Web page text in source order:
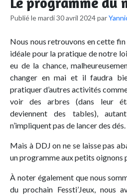
Publié le mardi 30 avril 2024 par
Nous nous retrouvons en cette fin
idéale pour la pratique de notre
eu de la chance,
changer en mai et il faudra
pratiquer d’autres activités
voir des arbres (dans leur
deviennent des tables),
n’impliquent pas de lancer des dés.
Mais à DDJ on ne se laisse pas
un programme aux petits oignons
À noter également que nous
du prochain Fessti’Jeux, nous